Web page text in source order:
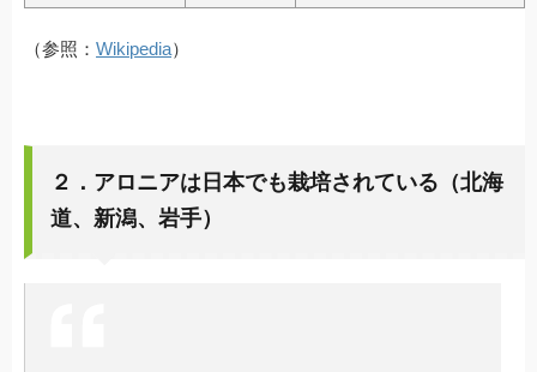
（参照： Wikipedia）
２．アロニアは日本でも栽培されている（北海
道、新潟、岩手）